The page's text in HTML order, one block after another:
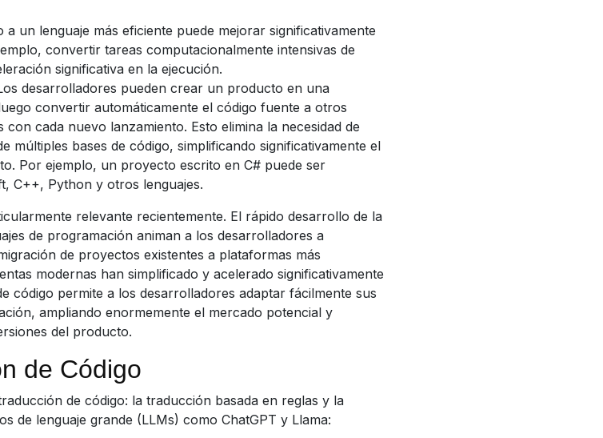
a un lenguaje más eficiente puede mejorar significativamente
convertir tareas computacionalmente intensivas de
significativa en la ejecución.
desarrolladores pueden crear un producto en una
convertir automáticamente el código fuente a otros
cada nuevo lanzamiento. Esto elimina la necesidad de
múltiples bases de código, simplificando significativamente el
Por ejemplo, un proyecto escrito en C# puede ser
C++, Python y otros lenguajes.
relevante recientemente. El rápido desarrollo de la
de programación animan a los desarrolladores a
de proyectos existentes a plataformas más
modernas han simplificado y acelerado significativamente
código permite a los desarrolladores adaptar fácilmente sus
ampliando enormemente el mercado potencial y
del producto.
de Código
de código: la traducción basada en reglas y la
de lenguaje grande (LLMs) como ChatGPT y Llama: